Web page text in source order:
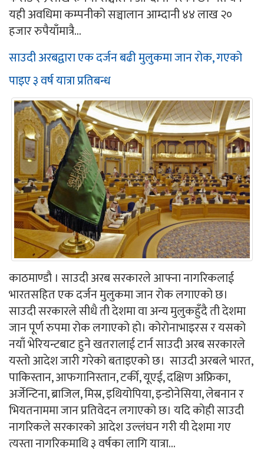
यही अवधिमा कम्पनीको सञ्चालान आम्दानी ४४ लाख २०
हजार रुपैयाँमात्रै...
साउदी अरबद्वारा एक दर्जन बढी मुलुकमा जान रोक, गएको
पाइए ३ वर्ष यात्रा प्रतिबन्ध
काठमाण्डौ । साउदी अरब सरकारले आफ्ना नागरिकलाई
भारतसहित एक दर्जन मुलुकमा जान रोक लगाएको छ।
साउदी सरकारले सीधै ती देशमा वा अन्य मुलुकहुँदै ती देशमा
जान पूर्ण रुपमा रोक लगाएको हो। कोरोनाभाइरस र यसको
नयाँ भेरियन्टबाट हुने खतरालाई टार्न साउदी अरब सरकारले
यस्तो आदेश जारी गरेको बताइएको छ। साउदी अरबले भारत,
पाकिस्तान, आफगानिस्तान, टर्की, यूएई, दक्षिण अफ्रिका,
अर्जेन्टिना, ब्राजिल, मिस्र, इथियोपिया, इन्डोनेसिया, लेबनान र
भियतनाममा जान प्रतिवेदन लगाएको छ। यदि कोही साउदी
नागरिकले सरकारको आदेश उल्लंघन गरी यी देशमा गए
त्यस्ता नागरिकमाथि ३ वर्षका लागि यात्रा...